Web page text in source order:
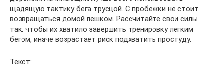
щадящую тактику бега трусцой. С пробежки не стоит
возвращаться домой пешком. Рассчитайте свои силы
так, чтобы их хватило завершить тренировку легким
бегом, иначе возрастает риск подхватить простуду.
Текст: